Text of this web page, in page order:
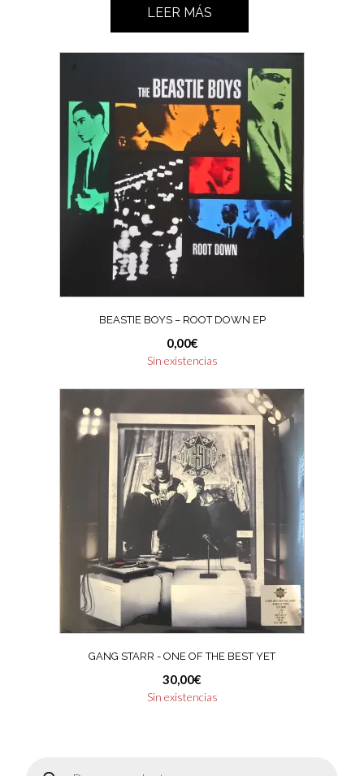
LEER MÁS
BEASTIE BOYS ‎– ROOT DOWN EP
0,00€
Sin existencias
GANG STARR ‎- ONE OF THE BEST YET
30,00€
Sin existencias